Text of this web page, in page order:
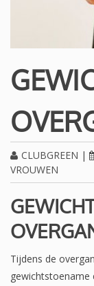
CLUBGREEN |
VROUWEN
Tijdens de
gewichtstoename